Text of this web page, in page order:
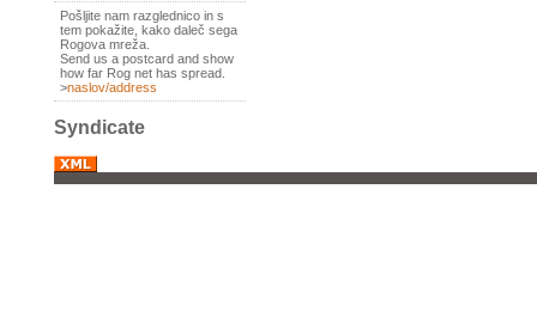
Pošljite nam razglednico in s
tem pokažite, kako daleč sega
Rogova mreža.
Send us a postcard and show
how far Rog net has spread.
>naslov/address
Syndicate